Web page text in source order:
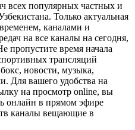
всех популярных частных и
Только актуальная
каналами и
на все каналы на сегодня,
пропустите время начала
трансляций
новости, музыка,
Для вашего удобства на
на просмотр online, вы
онлайн в прямом эфире
каналы вещающие в